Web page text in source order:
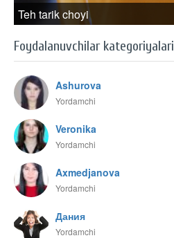
Teh tarik choyi
Foydalanuvchilar kategoriyalari
Ashurova
Yordamchi
Veronika
Yordamchi
Axmedjanova
Yordamchi
Дания
Yordamchi